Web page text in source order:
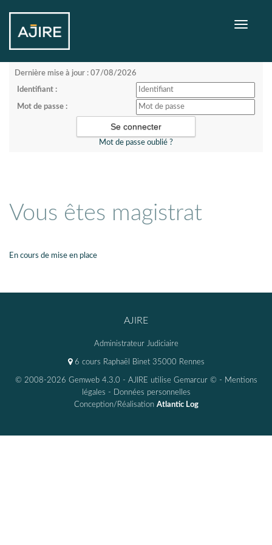
Toggle
Dernière mise à jour : 07/08/2026
Identifiant :
Mot de passe :
Mot de passe oublié ?
Vous êtes magistrat
En cours de mise en place
AJIRE
Administrateur Judiciaire
6 cours Raphaël Binet 35000 Rennes
© 2008-2026 Gemweb 4.3.0 - AJIRE utilise Gemarcur © - Mentions
légales - Données personnelles
Conception/Réalisation Atlantic Log